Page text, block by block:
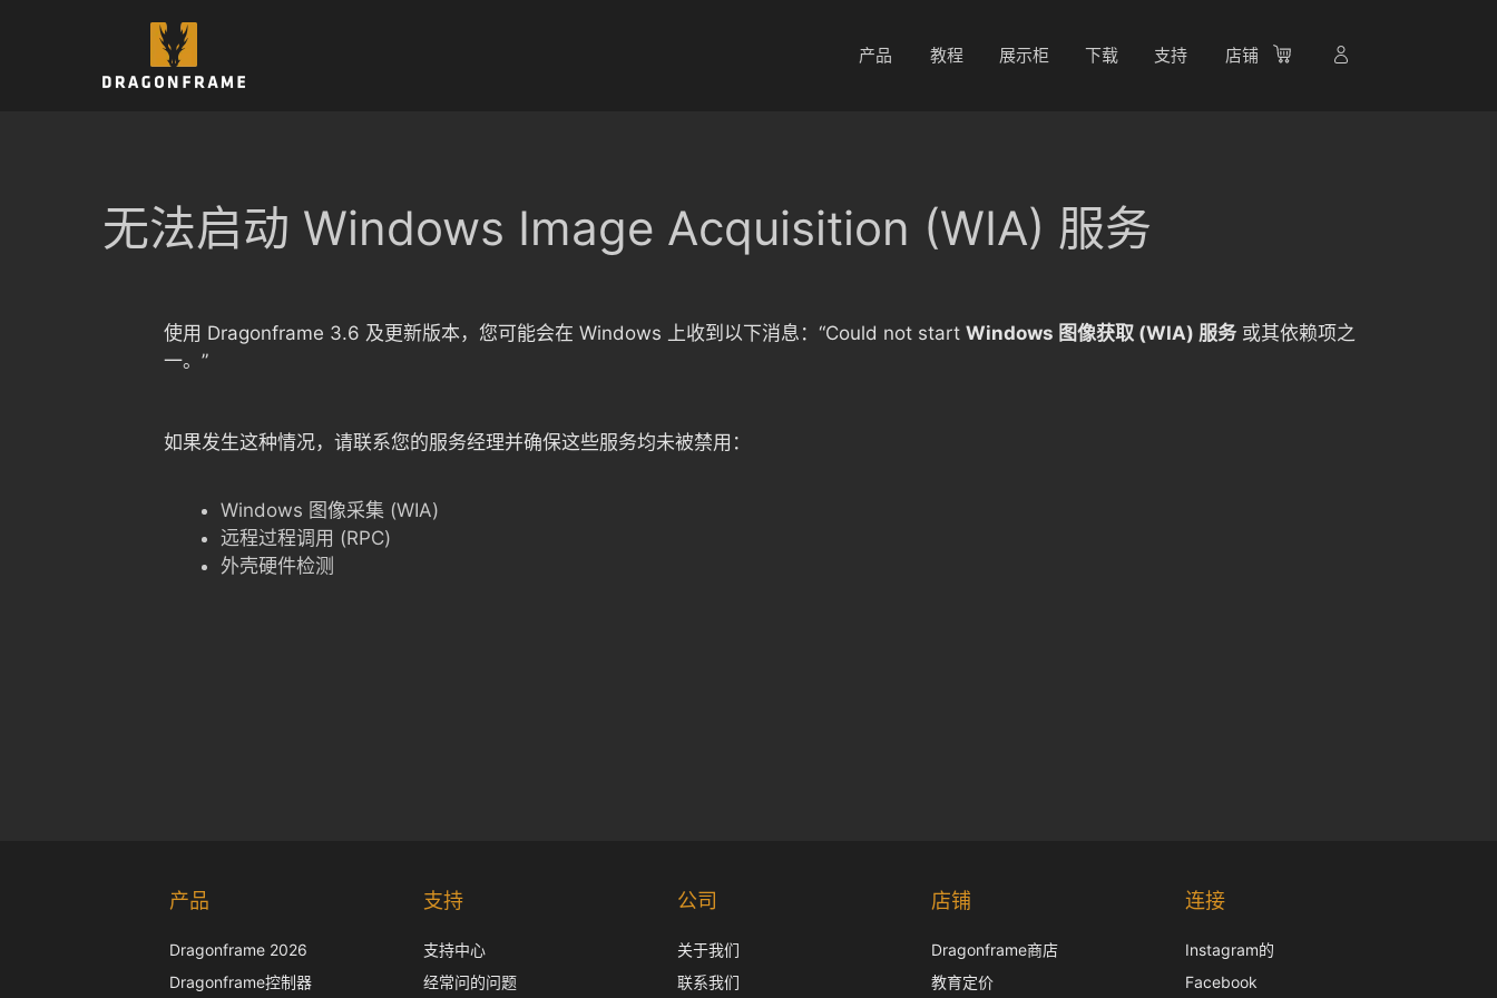
产品 教程 展示柜 下载 支持 店铺
无法启动 Windows Image Acquisition (WIA) 服务
使用 Dragonframe 3.6 及更新版本，您可能会在 Windows 上收到以下消息：“Could not start Windows 图像获取 (WIA) 服务 或其依赖项之
一。”
如果发生这种情况，请联系您的服务经理并确保这些服务均未被禁用：
Windows 图像采集 (WIA)
远程过程调用 (RPC)
外壳硬件检测
产品
Dragonframe 2026
Dragonframe控制器
支持
支持中心
经常问的问题
公司
关于我们
联系我们
店铺
Dragonframe商店
教育定价
连接
Instagram的
Facebook
French